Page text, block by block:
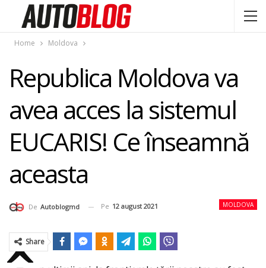
Home Moldova
Republica Moldova va
avea acces la sistemul
EUCARIS! Ce înseamnă
aceasta
MOLDOVA
De Autoblogmd Pe 12 august 2021
Share